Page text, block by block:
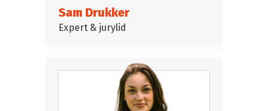
Sam Drukker
Expert & jurylid